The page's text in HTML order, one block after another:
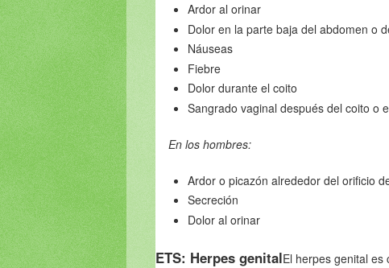
Ardor al orinar
Dolor en la parte baja del abdomen o
Náuseas
Fiebre
Dolor durante el coito
Sangrado vaginal después del coito o
En los hombres:
Ardor o picazón alrededor del orificio
Secreción
Dolor al orinar
ETS: Herpes genitalEl herpes genital es